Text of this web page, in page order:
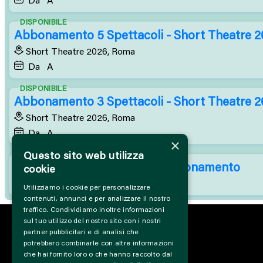
Abbonamento 5 Spettacoli - Short Theatre
Short Theatre 2026, Roma
Da A
DISPONIBILE
Abbonamento 3 Spettacoli - Short Theatre
Short Theatre 2026, Roma
DaA
DISPONIBILE
Focus Sorelle di damiano - abbonamento
Short Theatre 2026, Roma
DISPONIBILE ×
Questo sito web utilizza
cookie
Utilizziamo i cookie per personalizzare
contenuti, annunci e per analizzare il nostro
traffico. Condividiamo inoltre informazioni
sul tuo utilizzo del nostro sito con i nostri
partner pubblicitari e di analisi che
potrebbero combinarle con altre informazioni
che hai fornito loro o che hanno raccolto dal